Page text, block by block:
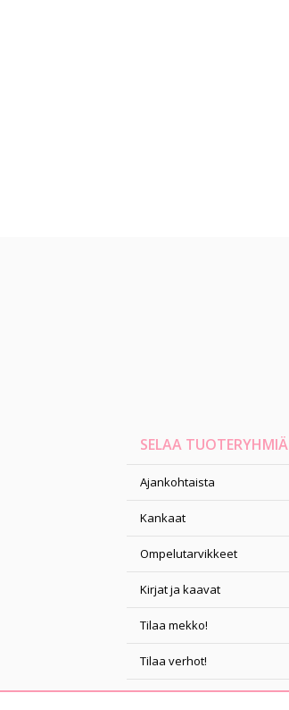
SELAA TUOTERYHMIÄ
Ajankohtaista
Kankaat
Ompelutarvikkeet
Kirjat ja kaavat
Tilaa mekko!
Tilaa verhot!
Ompelukurssit